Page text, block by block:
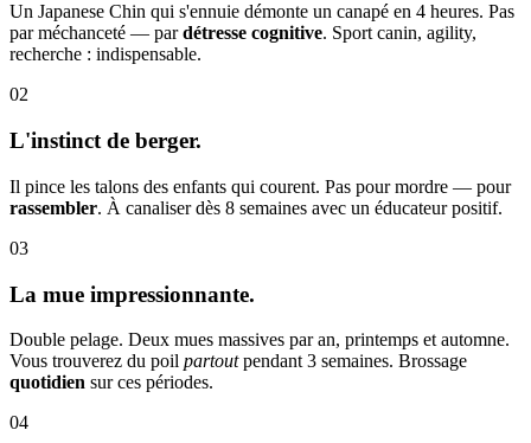
Un Japanese Chin qui s'ennuie démonte un canapé en 4 heures. Pas
par méchanceté — pardétresse cognitive. Sport canin, agility,
recherche : indispensable.
02
L'instinct de berger.
Il pince les talons des enfants qui courent. Pas pour mordre — pour
rassembler. À canaliser dès 8 semaines avec un éducateur positif.
03
La mue impressionnante.
Double pelage. Deux mues massives par an, printemps et automne.
Vous trouverez du poil partoutpendant 3 semaines. Brossage
quotidien sur ces périodes.
04